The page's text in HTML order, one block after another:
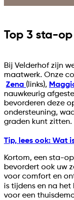
Top 3 sta-
Bij Velderhof zijn
maatwerk. Onze
Zena (links),
nauwkeurig
bevorderen deze
ondersteuning,
graden kunt zitten.
Tip, lees ook: Wat
Kortom, een sta-
bevordert ook uw
voor comfort en
is tijdens en na het
voor een